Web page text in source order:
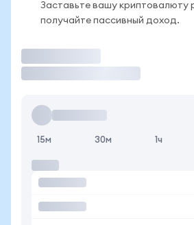
Заставьте вашу криптовалюту
получайте пассивный доход.
15м 30м 1ч